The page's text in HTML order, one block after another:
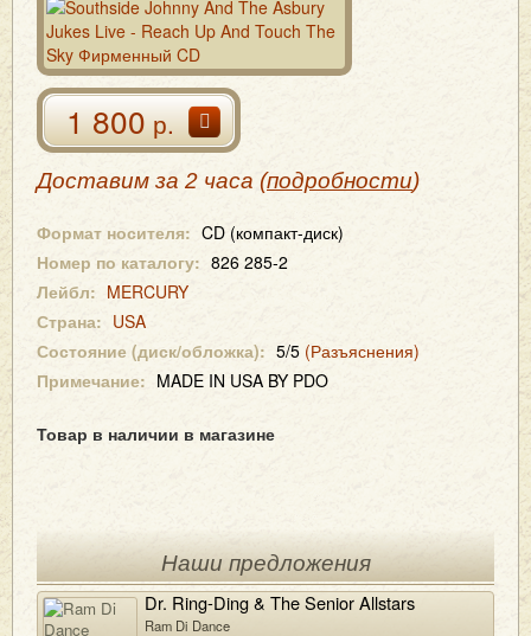
1 800р.
Доставим за 2 часа (подробности)
Формат носителя: CD (компакт-диск)
Номер по каталогу: 826 285-2
Лейбл: MERCURY
Страна: USA
Состояние (диск/обложка): 5/5 (Разъяснения)
Примечание: MADE IN USA BY PDO
Товар в наличии в магазине
Наши предложения
Dr. Ring-Ding & The Senior Allstars
Ram Di Dance